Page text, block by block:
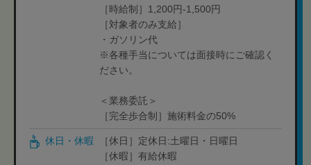
［時給制］1,200円-1,500円
［対象者のみ支給］
・ガソリン代
※各種手当については面接時にご確認く
ださい。
＜業務委託＞
［完全歩合制］施術料金の50%
休日・休暇
［休日］定休日:土曜日・日曜日
［休暇］有給休暇